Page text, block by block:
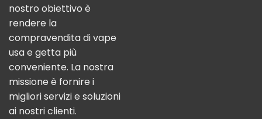
nostro obiettivo è
rendere la
compravendita di vape
usa e getta più
conveniente. La nostra
missione è fornire i
migliori servizi e soluzioni
ai nostri clienti.